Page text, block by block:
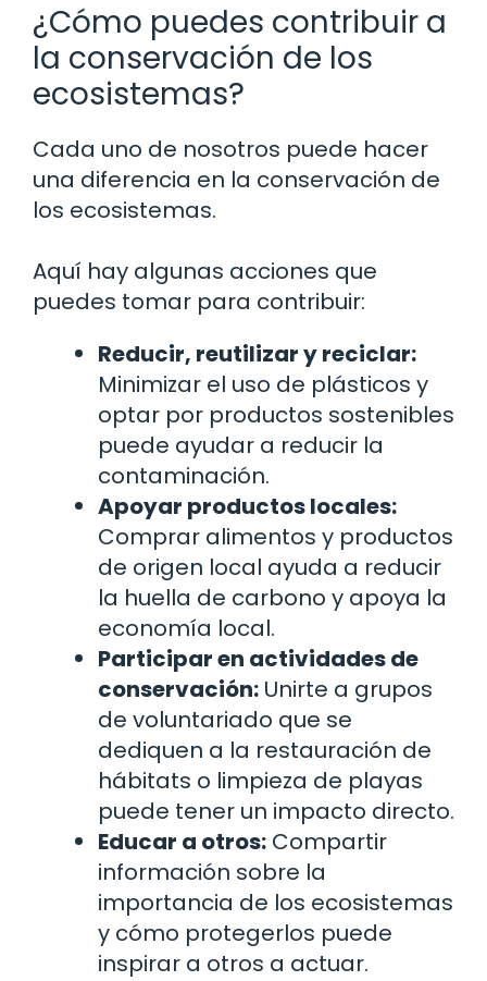
¿Cómo puedes contribuir a
la conservación de los
ecosistemas?
Cada uno de nosotros puede hacer
una diferencia en la conservación de
los ecosistemas.
Aquí hay algunas acciones que
puedes tomar para contribuir:
Reducir, reutilizar y reciclar:
Minimizar el uso de plásticos y
optar por productos sostenibles
puede ayudar a reducir la
contaminación.
Apoyar productos locales:
Comprar alimentos y productos
de origen local ayuda a reducir
la huella de carbono y apoya la
economía local.
Participar en actividades de
conservación: Unirte a grupos
de voluntariado que se
dediquen a la restauración de
hábitats o limpieza de playas
puede tener un impacto directo.
Educar a otros: Compartir
información sobre la
importancia de los ecosistemas
y cómo protegerlos puede
inspirar a otros a actuar.